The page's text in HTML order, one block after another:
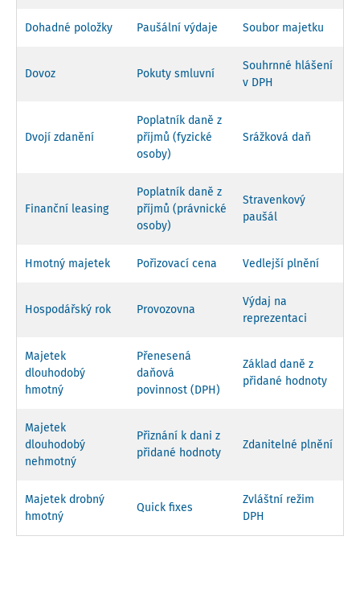
Dohadné položky Paušální výdaje Soubor majetku
Dovoz Pokuty smluvní
Souhrnné hlášení
v DPH
Dvojí zdanění
Poplatník daně z
příjmů (fyzické
osoby)
Srážková daň
Finanční leasing
Poplatník daně z
příjmů (právnické
osoby)
Stravenkový
paušál
Hmotný majetek Pořizovací cena Vedlejší plnění
Hospodářský rok Provozovna
Výdaj na
reprezentaci
Majetek
dlouhodobý
hmotný
Přenesená
daňová
povinnost (DPH)
Základ daně z
přidané hodnoty
Majetek
dlouhodobý
nehmotný
Přiznání k dani z
přidané hodnoty
Zdanitelné plnění
Majetek drobný
hmotný
Quick fixes
Zvláštní režim
DPH